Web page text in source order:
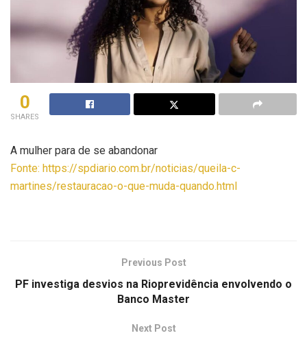
0
SHARES
A mulher para de se abandonar
Fonte: https://spdiario.com.br/noticias/queila-c-
martines/restauracao-o-que-muda-quando.html
Previous Post
PF investiga desvios na Rioprevidência envolvendo o
Banco Master
Next Post